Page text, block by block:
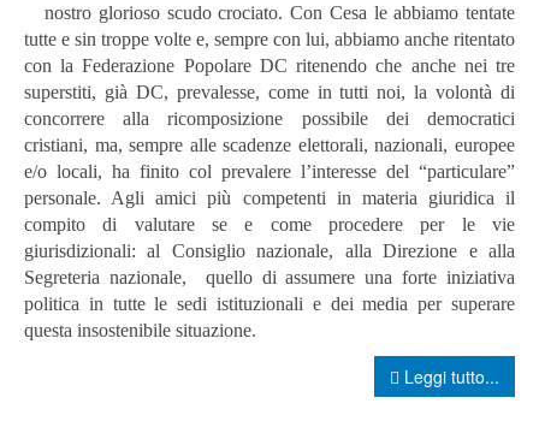
nostro glorioso scudo crociato. Con Cesa le abbiamo tentate
tutte e sin troppe volte e, sempre con lui, abbiamo anche ritentato
con la Federazione Popolare DC ritenendo che anche nei tre
superstiti, già DC, prevalesse, come in tutti noi, la volontà di
concorrere alla ricomposizione possibile dei democratici
cristiani, ma, sempre alle scadenze elettorali, nazionali, europee
e/o locali, ha finito col prevalere l’interesse del “particulare”
personale. Agli amici più competenti in materia giuridica il
compito di valutare se e come procedere per le vie
giurisdizionali: al Consiglio nazionale, alla Direzione e alla
Segreteria nazionale, quello di assumere una forte iniziativa
politica in tutte le sedi istituzionali e dei media per superare
questa insostenibile situazione.
Leggi tutto...